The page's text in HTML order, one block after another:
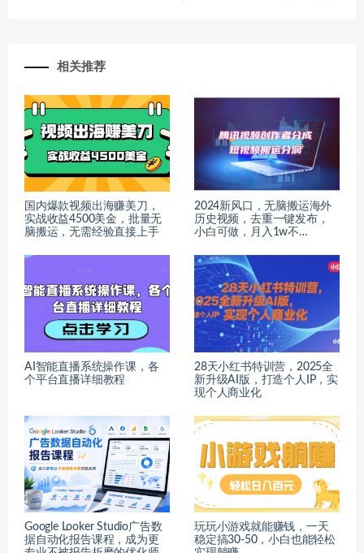
相关推荐
国内爆款视频出海赚美刀，
实战收益4500美金，批量无
脑搬运，无需经验直接上手
2024新风口，无脑搬运海外
历史视频，去重一键发布，
小白可做，月入1w不…
AI智能直播系统操作课，各
个平台直播详细教程
28天小红书特训营，2025全
新升级AI版，打造个人IP，实
现个人商业化
Google Looker Studio广告数
据自动化报告课程，成为更
玩玩小游戏就能赚钱，一天
稳定搞30-50，小白也能轻松